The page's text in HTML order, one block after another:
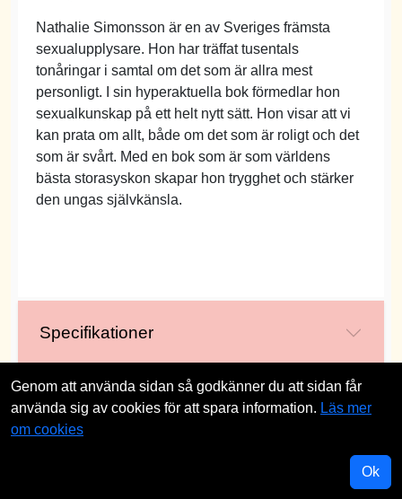
Nathalie Simonsson är en av Sveriges främsta
sexualupplysare. Hon har träffat tusentals
tonåringar i samtal om det som är allra mest
personligt. I sin hyperaktuella bok förmedlar hon
sexualkunskap på ett helt nytt sätt. Hon visar att vi
kan prata om allt, både om det som är roligt och det
som är svårt. Med en bok som är som världens
bästa storasyskon skapar hon trygghet och stärker
den ungas självkänsla.
Specifikationer
st
Genom att använda sidan så godkänner du att sidan får
använda sig av cookies för att spara information. Läs mer
om cookies
Ok